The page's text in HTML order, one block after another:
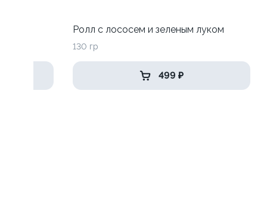
Ролл с лососем и зеленым луком
130 гр
499 ₽